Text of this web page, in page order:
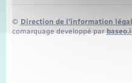
© Direction de l’information
comarquage developpé par